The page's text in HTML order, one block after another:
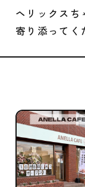
ヘリックスち
寄り添ってく